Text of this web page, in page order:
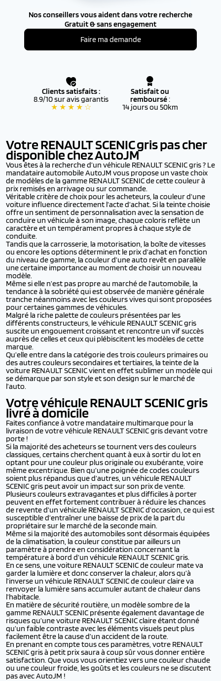
Nos conseillers vous aident dans votre recherche
Gratuit & sans engagement
Faire ma demande
Clients satisfaits :
8.9/10 sur avis garantis
★ ★ ★ ★ ☆
Satisfait ou
remboursé:
14 jours ou 50km
Votre RENAULT SCENICgris pas cher
disponible chez AutoJM
Vous êtes à la recherche d’un véhicule RENAULT SCENIC gris ? Le
mandataire automobile AutoJM vous propose un vaste choix
de modèles de la gamme RENAULT SCENIC de cette couleur à
prix remisés en arrivage ou sur commande.
Véritable critère de choix pour les acheteurs, la couleur d’une
voiture influence directement l’acte d’achat. Si la teinte choisie
offre un sentiment de personnalisation avec la sensation de
conduire un véhicule à son image, chaque coloris reflète un
caractère et un tempérament propres à chaque style de
conduite.
Tandis que la carrosserie, la motorisation, la boîte de vitesses
ou encore les options déterminent le prix d’achat en fonction
du niveau de gamme, la couleur d’une auto revêt en parallèle
une certaine importance au moment de choisir un nouveau
modèle.
Même si elle n’est pas propre au marché de l’automobile, la
tendance à la sobriété qui est observée de manière générale
tranche néanmoins avec les couleurs vives qui sont proposées
pour certaines gammes de véhicules.
Malgré la riche palette de couleurs présentées par les
différents constructeurs, le véhicule RENAULT SCENIC gris
suscite un engouement croissant et rencontre un vif succès
auprès de celles et ceux qui plébiscitent les modèles de cette
marque.
Qu’elle entre dans la catégorie des trois couleurs primaires ou
des autres couleurs secondaires et tertiaires, la teinte de la
voiture RENAULT SCENIC vient en effet sublimer un modèle qui
se démarque par son style et son design sur le marché de
l’auto.
Votre véhicule RENAULT SCENIC gris
livré à domicile
Faites confiance à votre mandataire multimarque pour la
livraison de votre véhicule RENAULT SCENIC gris devant votre
porte !
Si la majorité des acheteurs se tournent vers des couleurs
classiques, certains cherchent quant à eux à sortir du lot en
optant pour une couleur plus originale ou exubérante, voire
même excentrique. Bien qu’une poignée de codes couleurs
soient plus répandus que d’autres, un véhicule RENAULT
SCENIC gris peut avoir un impact sur son prix de vente.
Plusieurs couleurs extravagantes et plus difficiles à porter
peuvent en effet fortement contribuer à réduire les chances
de revente d’un véhicule RENAULT SCENIC d’occasion, ce qui est
susceptible d’entraîner une baisse de prix de la part du
propriétaire sur le marché de la seconde main.
Même si la majorité des automobiles sont désormais équipées
de la climatisation, la couleur constitue par ailleurs un
paramètre à prendre en considération concernant la
température à bord d’un véhicule RENAULT SCENIC gris.
En ce sens, une voiture RENAULT SCENIC de couleur mate va
garder la lumière et donc conserver la chaleur, alors qu’à
l’inverse un véhicule RENAULT SCENIC de couleur claire va
renvoyer la lumière sans accumuler autant de chaleur dans
l’habitacle.
En matière de sécurité routière, un modèle sombre de la
gamme RENAULT SCENIC présente également davantage de
risques qu’une voiture RENAULT SCENIC claire étant donné
qu’un faible contraste avec les éléments visuels peut plus
facilement être la cause d’un accident de la route.
En prenant en compte tous ces paramètres, votre RENAULT
SCENIC gris à petit prix saura à coup sûr vous donner entière
satisfaction. Que vous vous orientiez vers une couleur chaude
ou une couleur froide, les goûts et les couleurs ne se discutent
pas avec AutoJM !